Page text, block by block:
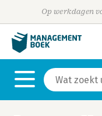
Op werkdagen